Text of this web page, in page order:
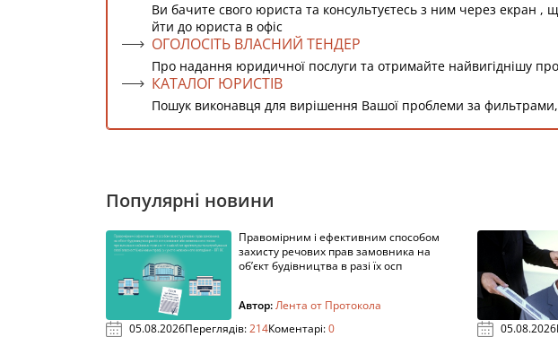
Ви бачите свого юриста та консультуєтесь з ним через екран ,
йти до юриста в офіс
ОГОЛОСІТЬ ВЛАСНИЙ ТЕНДЕР
Про надання юридичної послуги та отримайте найвигіднішу
КАТАЛОГ ЮРИСТІВ
Пошук виконавця для вирішення Вашої проблеми за
Популярні новини
Правомірним і ефективним способом
захисту речових прав замовника на
об’єкт будівництва в разі їх осп
Автор:Лента от Протокола
05.08.2026Переглядів:214Коментарі:0
05.08.2026